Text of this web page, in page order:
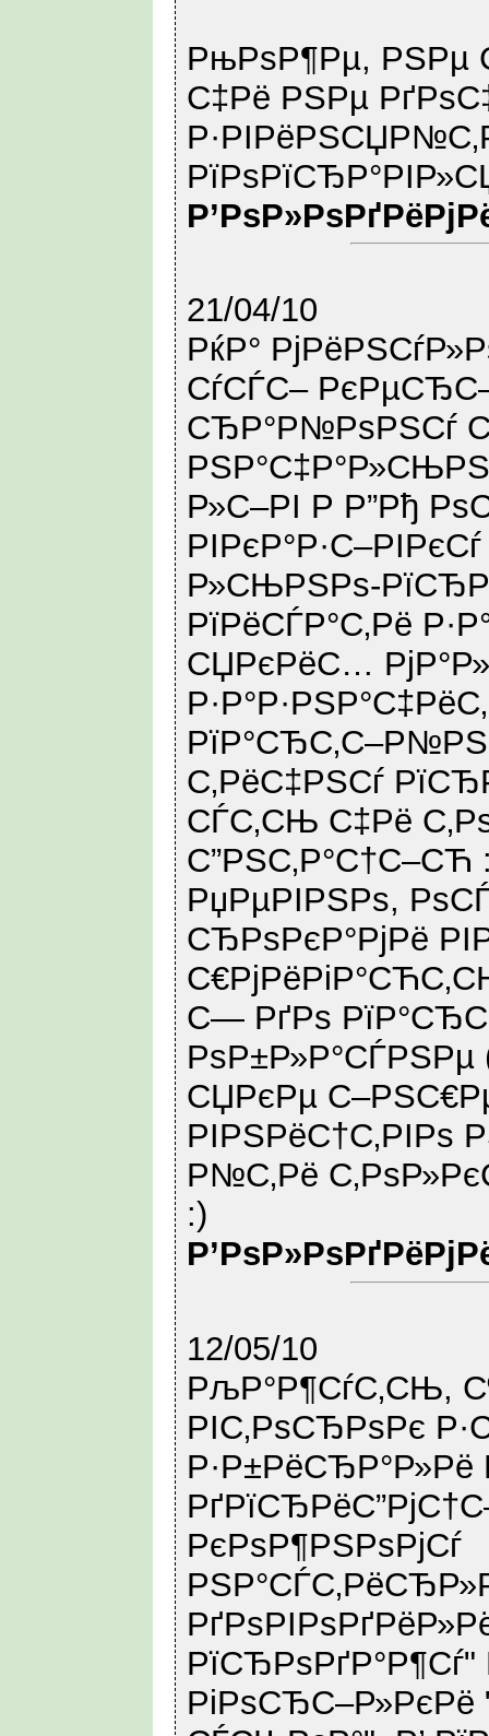
РњРѕР¶Рµ, РЅРµ
С‡Рё РЅРµ
21/04/10
РќР°
СѓСЃС–
СЂР°Р№РѕРЅСѓ
Р»С–РІ Р Р”Рђ
Р»СЊРЅРѕ-
РїРёСЃР°С‚Рё
СЏРєРёС…
С‚РёС‡РЅСѓ
СЃС‚СЊ С‡Рё
С”РЅС‚Р°С†С–СЋ
РџРµРІРЅРѕ,
СЂРѕРєР°РјРё
С— РґРѕ
РѕР±Р»Р°СЃРЅРµ
СЏРєРµ
РІРЅРёС†С‚РІРѕ
Р№С‚Рё
:)
12/05/10
РљР°Р¶СѓС‚СЊ,
РІС‚РѕСЂРѕРє
Р·Р±РёСЂР°Р»Рё
РєРѕР¶РЅРѕРјСѓ
РіРѕСЂС–Р»РєРё